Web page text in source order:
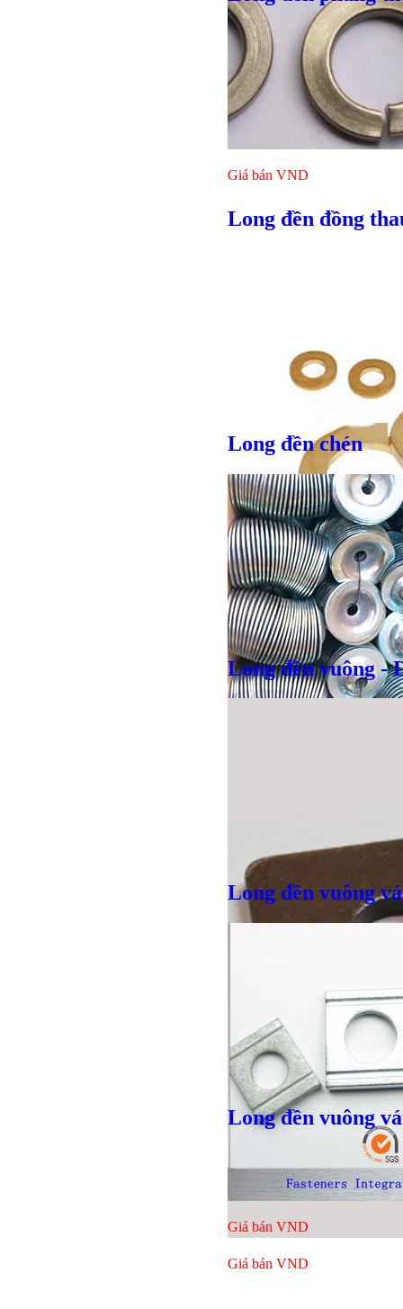
Bulong
Giá bán VND
Giá bánVND
Long đền đồng
Giá bánVND
Long đền chén
Long đền vuông -
Giá bán VND
Long đền vuông
Giá bán VND
Long đền vuông